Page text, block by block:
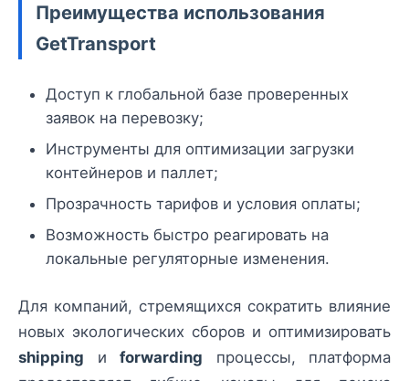
Преимущества использования
GetTransport
Доступ к глобальной базе проверенных
заявок на перевозку;
Инструменты для оптимизации загрузки
контейнеров и паллет;
Прозрачность тарифов и условия оплаты;
Возможность быстро реагировать на
локальные регуляторные изменения.
Для компаний, стремящихся сократить влияние
новых экологических сборов и оптимизировать
shipping и forwarding процессы, платформа